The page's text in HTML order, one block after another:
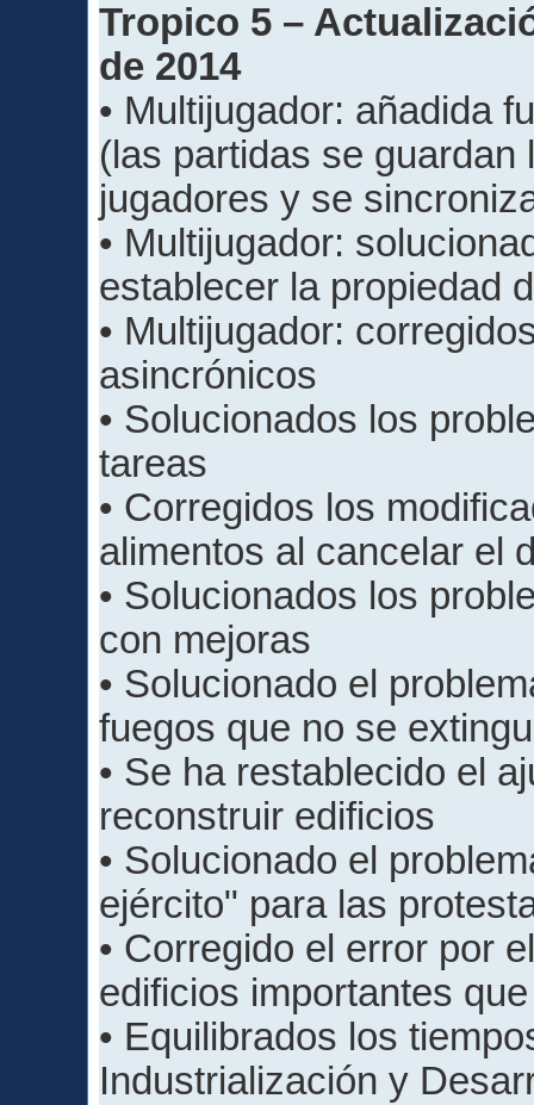
Tropico 5 –
de 2014
• Multijugador: añadida
(las partidas se
jugadores y se
• Multijugador:
establecer la propiedad
• Multijugador:
asincrónicos
• Solucionados los
tareas
• Corregidos los
alimentos al cancelar el
• Solucionados los
con mejoras
• Solucionado el
fuegos que no se
• Se ha restablecido el
reconstruir edificios
• Solucionado el
ejército" para las
• Corregido el error por
edificios importantes
• Equilibrados los
Industrialización y